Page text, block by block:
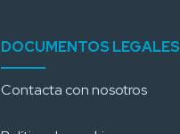
DOCUMENTOS LEGALES
Contacta con nosotros